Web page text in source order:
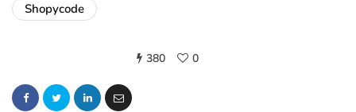
Shopycode
380 0